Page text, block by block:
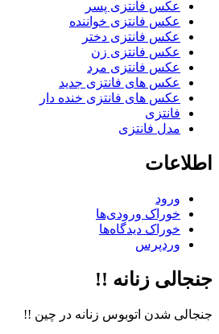
عکس فانتزی پسر
عکس فانتزی خواننده
عکس فانتزی دختر
عکس فانتزی زن
عکس فانتزی مرد
عکس های فانتزی جدید
عکس های فانتزی خنده دار
فانتزی
مدل فانتزی
اطلاعات
ورود
خوراک ورودی‌ها
خوراک دیدگاه‌ها
وردپرس
جنجالی زنانه !!
جنجالی شدن اتوبوس‌ زنانه در چین !!